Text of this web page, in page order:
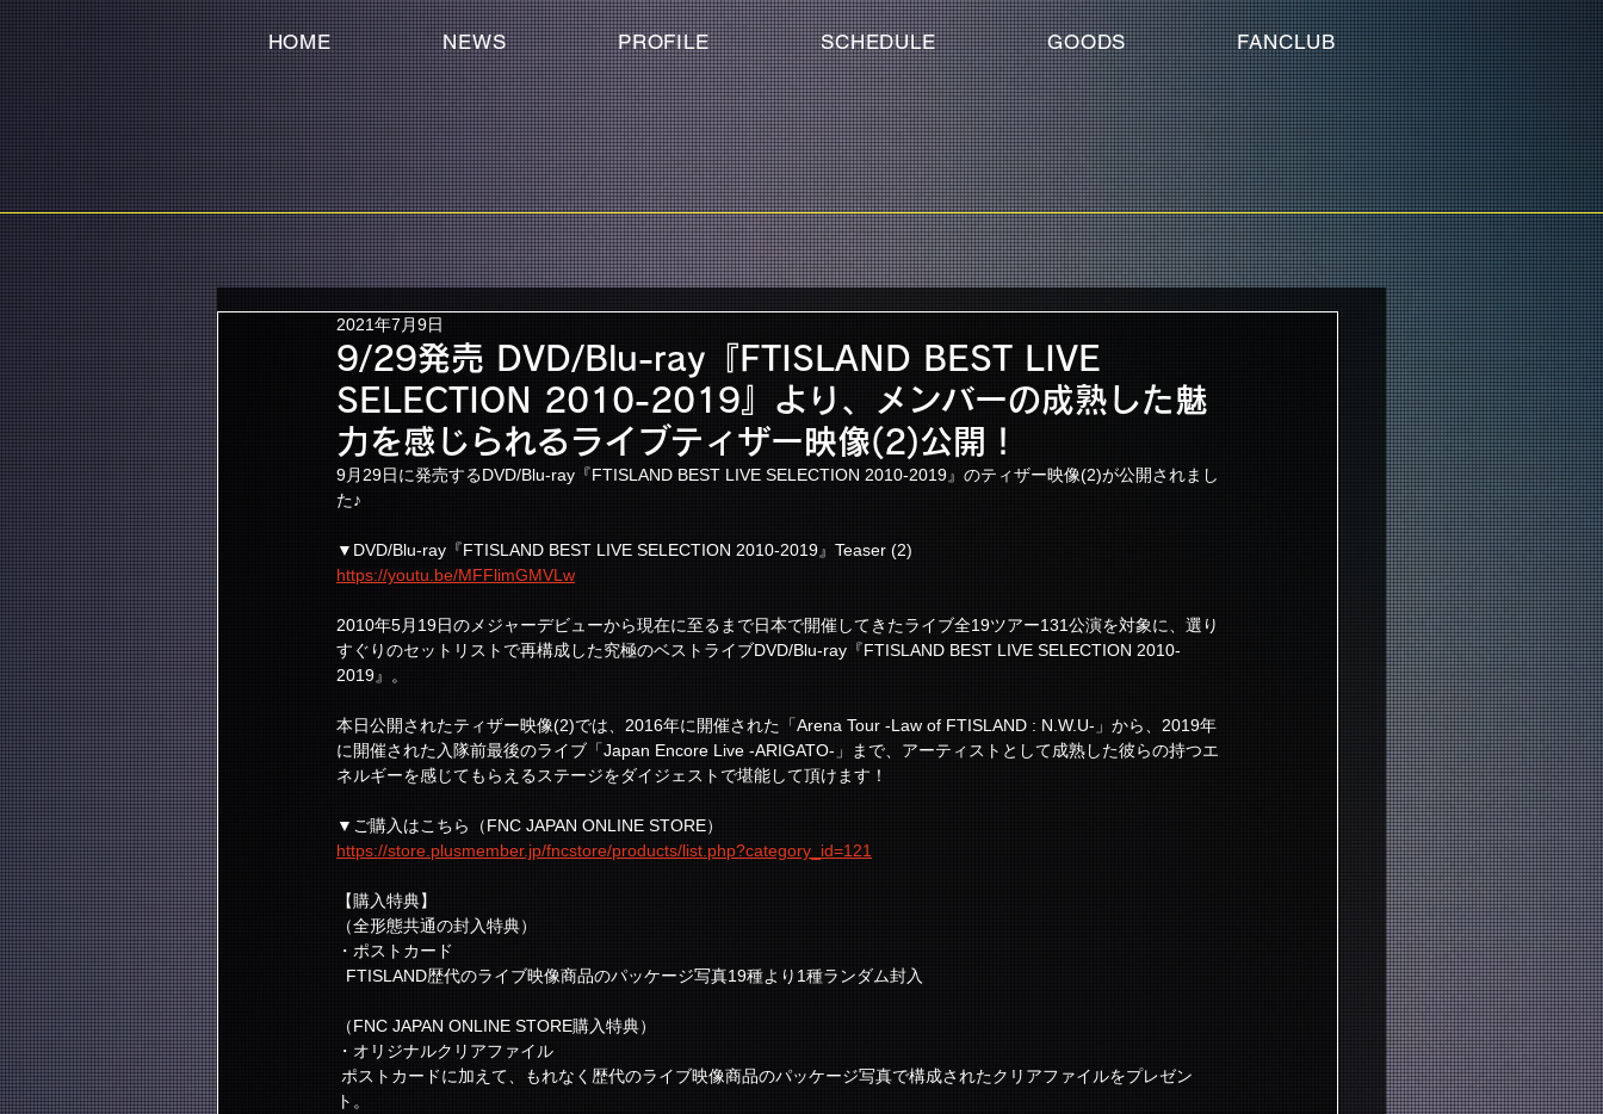
HOME NEWS PROFILE SCHEDULE GOODS FANCLUB
9/29発売 DVD/Blu-ray『FTISLAND BEST LIVE
SELECTION 2010-2019』より、メンバーの成熟した魅
力を感じられるライブティザー映像(2)公開！
2021年7月9日
9月29日に発売するDVD/Blu-ray『FTISLAND BEST LIVE SELECTION 2010-2019』のティザー映像(2)が公開されまし
た♪
▼DVD/Blu-ray『FTISLAND BEST LIVE SELECTION 2010-2019』Teaser (2)
https://youtu.be/MFFlimGMVLw
2010年5月19日のメジャーデビューから現在に至るまで日本で開催してきたライブ全19ツアー131公演を対象に、選り
すぐりのセットリストで再構成した究極のベストライブDVD/Blu-ray『FTISLAND BEST LIVE SELECTION 2010-
2019』。
本日公開されたティザー映像(2)では、2016年に開催された「Arena Tour -Law of FTISLAND : N.W.U-」から、2019年
に開催された入隊前最後のライブ「Japan Encore Live -ARIGATO-」まで、アーティストとして成熟した彼らの持つエ
ネルギーを感じてもらえるステージをダイジェストで堪能して頂けます！
▼ご購入はこちら（FNC JAPAN ONLINE STORE）
https://store.plusmember.jp/fncstore/products/list.php?category_id=121
【購入特典】
（全形態共通の封入特典）
・ポストカード
  FTISLAND歴代のライブ映像商品のパッケージ写真19種より1種ランダム封入
（FNC JAPAN ONLINE STORE購入特典）
・オリジナルクリアファイル
ト。